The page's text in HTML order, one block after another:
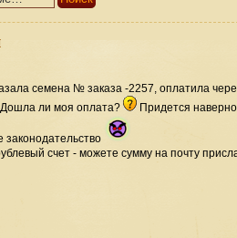
семена № заказа -2257, оплатила
ли моя оплата?
Придется
счет - можете сумму на почту